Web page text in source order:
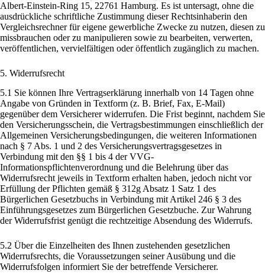
Albert-Einstein-Ring 15, 22761 Hamburg. Es ist untersagt, ohne die
ausdrückliche schriftliche Zustimmung dieser Rechtsinhaberin den
Vergleichsrechner für eigene gewerbliche Zwecke zu nutzen, diesen zu
missbrauchen oder zu manipulieren sowie zu bearbeiten, verwerten,
veröffentlichen, vervielfältigen oder öffentlich zugänglich zu machen.
5. Widerrufsrecht
5.1 Sie können Ihre Vertragserklärung innerhalb von 14 Tagen ohne
Angabe von Gründen in Textform (z. B. Brief, Fax, E-Mail)
gegenüber dem Versicherer widerrufen. Die Frist beginnt, nachdem Sie
den Versicherungsschein, die Vertragsbestimmungen einschließlich der
Allgemeinen Versicherungsbedingungen, die weiteren Informationen
nach § 7 Abs. 1 und 2 des Versicherungsvertragsgesetzes in
Verbindung mit den §§ 1 bis 4 der VVG-
Informationspflichtenverordnung und die Belehrung über das
Widerrufsrecht jeweils in Textform erhalten haben, jedoch nicht vor
Erfüllung der Pflichten gemäß § 312g Absatz 1 Satz 1 des
Bürgerlichen Gesetzbuchs in Verbindung mit Artikel 246 § 3 des
Einführungsgesetzes zum Bürgerlichen Gesetzbuche. Zur Wahrung
der Widerrufsfrist genügt die rechtzeitige Absendung des Widerrufs.
5.2 Über die Einzelheiten des Ihnen zustehenden gesetzlichen
Widerrufsrechts, die Voraussetzungen seiner Ausübung und die
Widerrufsfolgen informiert Sie der betreffende Versicherer.